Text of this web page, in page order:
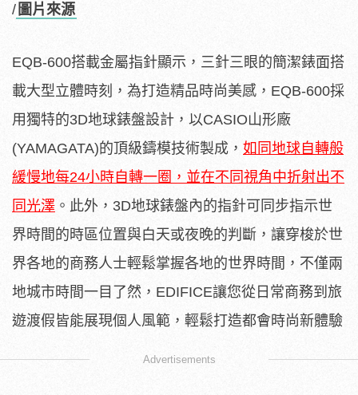
/ 圖片來源
EQB-600搭載金屬指針顯示，三針三眼的簡潔錶面搭
載大型立體時刻，為打造精品時尚美感，EQB-600採
用獨特的3D地球錶盤設計，以CASIO山形廠
(YAMAGATA)的頂級鑄模技術製成， 如同地球自轉般
緩慢地每24小時自轉一圈，並在不同視角中折射出不
同光澤 。此外，3D地球錶盤內的指針可同步指示世
界時間的時區位置與白天或夜晚的判斷，讓穿梭於世
界各地的商務人士輕鬆掌握各地的世界時間，不僅兩
地城市時間一目了然，EDIFICE讓您從日常商務到旅
遊渡假皆能展現個人風範，輕鬆打造都會時尚新體驗
Advertisements